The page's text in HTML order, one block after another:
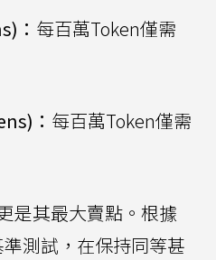
： 每百萬Token僅需
： 每百萬Token僅需
是其最大賣點。根據
測試，在保持同等甚